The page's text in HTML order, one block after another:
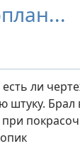
ли
штуку.